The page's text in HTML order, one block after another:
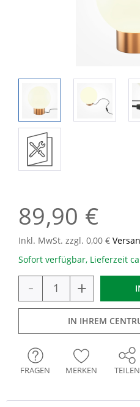
89,90 €
Inkl. MwSt. zzgl. 0,00 €
Sofort verfügbar, Lieferzeit
- +
IN IHREM
FRAGEN MERKEN TEILEN